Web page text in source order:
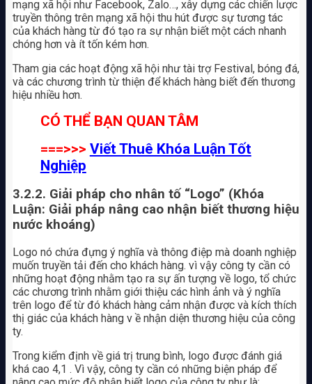
mạng xã hội như Facebook, Zalo…, xây dựng các chiến lược
truyền thông trên mạng xã hội thu hút được sự tương tác
của khách hàng từ đó tạo ra sự nhận biết một cách nhanh
chóng hơn và ít tốn kém hơn.
Tham gia các hoạt động xã hội như tài trợ Festival, bóng đá,
và các chương trình từ thiện để khách hàng biết đến thương
hiệu nhiều hơn.
CÓ THỂ BẠN QUAN TÂM
===>>> Viết Thuê Khóa Luận Tốt
Nghiệp
3.2.2. Giải pháp cho nhân tố “Logo” (Khóa
Luận: Giải pháp nâng cao nhận biết thương hiệu
nước khoáng)
Logo nó chứa đựng ý nghĩa và thông điệp mà doanh nghiệp
muốn truyền tải đến cho khách hàng. vì vậy công ty cần có
những hoạt động nhằm tạo ra sự ấn tượng về logo, tổ chức
các chương trình nhằm giới thiệu các hình ảnh và ý nghĩa
trên logo để từ đó khách hàng cảm nhận được và kích thích
thị giác của khách hàng v ề nhận diện thương hiệu của công
ty.
Trong kiểm định về giá trị trung bình, logo được đánh giá
khá cao 4,1 . Vì vậy, công ty cần có những biện pháp để